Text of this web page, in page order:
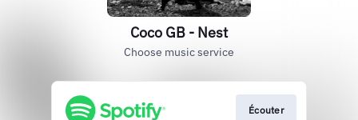
Coco GB - Nest
Choose music service
Écouter